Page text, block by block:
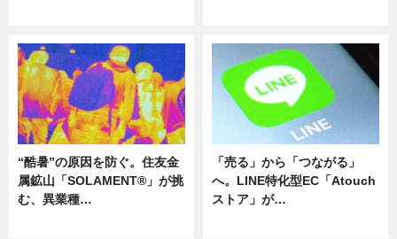
“酷暑”の原因を防ぐ。住友金
属鉱山「SOLAMENT®」が挑
む、異業種…
「売る」から「つながる」
へ。LINE特化型EC「Atouch
ストア」が…